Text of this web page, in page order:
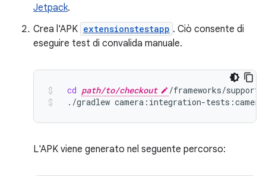
Jetpack.
Crea l'APK extensionstestapp . Ciò consente di
eseguire test di convalida manuale.
cd path/to/checkout
/frameworks/support/
./gradlew camera:integration-
L'APK viene generato nel seguente percorso: